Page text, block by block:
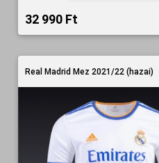
32 990 Ft‎
Real Madrid Mez 2021/22 (hazai)